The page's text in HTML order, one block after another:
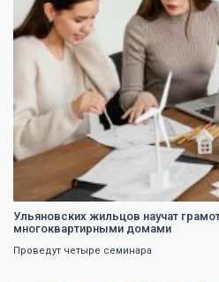
Ульяновских жильцов научат
многоквартирными домами
Проведут четыре семинара